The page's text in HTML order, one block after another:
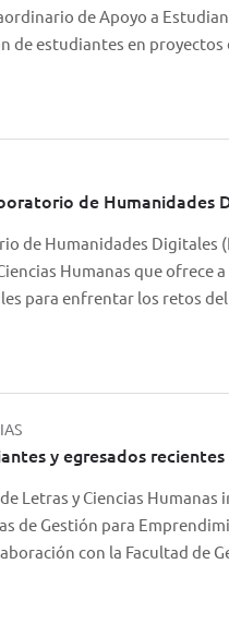
de Apoyo a
de estudiantes en
de Humanidades
de Humanidades Digitales
Humanas que ofrece
para enfrentar los retos
y egresados
Letras y Ciencias
de Gestión para
con la Facultad de